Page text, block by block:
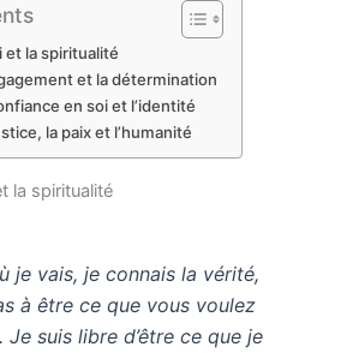
et la spiritualité
et la détermination
en soi et l’identité
la paix et l’humanité
la spiritualité
je vais, je connais la vérité,
à être ce que vous voulez
Je suis libre d’être ce que je